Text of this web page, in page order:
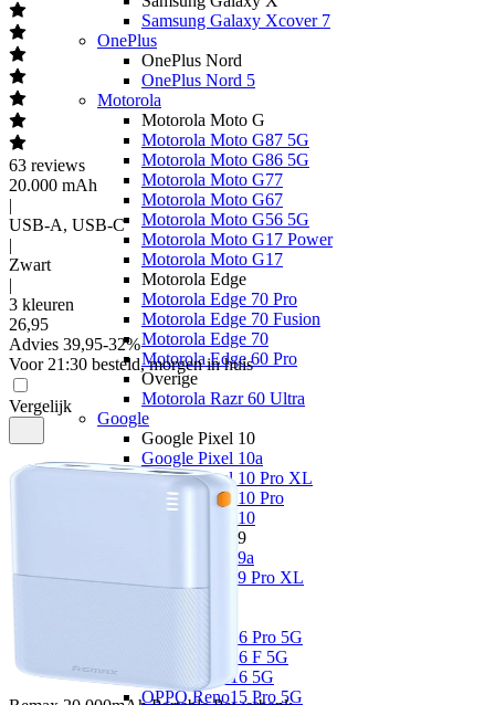
Samsung Galaxy Xcover 7
OnePlus
OnePlus Nord
OnePlus Nord 5
Motorola
Motorola Moto G
Motorola Moto G87 5G
Motorola Moto G86 5G
Motorola Moto G77
Motorola Moto G67
Motorola Moto G56 5G
Motorola Moto G17 Power
Motorola Moto G17
Motorola Edge
Motorola Edge 70 Pro
Motorola Edge 70 Fusion
Motorola Edge 70
Motorola Edge 60 Pro
Overige
Motorola Razr 60 Ultra
Google
Google Pixel 10
Google Pixel 10a
Google Pixel 10 Pro XL
Google Pixel 10 Pro
Google Pixel 10
Google Pixel 9
Google Pixel 9a
Google Pixel 9 Pro XL
OPPO Reno16 Pro 5G
OPPO Reno16 F 5G
OPPO Reno16 5G
OPPO Reno15 Pro 5G
63 reviews
20.000 mAh
|
USB-A, USB-C
|
Zwart
|
3 kleuren
26,95
Advies 39,95-32%
Voor 21:30 besteld, morgen in huis
Vergelijk